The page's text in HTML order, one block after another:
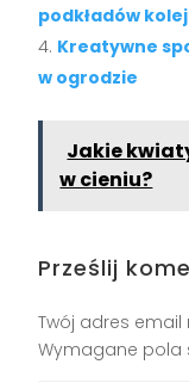
podkładów
Kreatywne
w ogrodzie
Jakie
w cieniu?
Prześlij
Twój adres
Wymagane pola